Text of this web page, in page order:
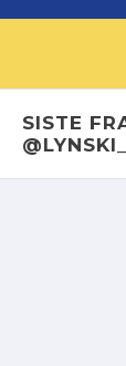
SISTE